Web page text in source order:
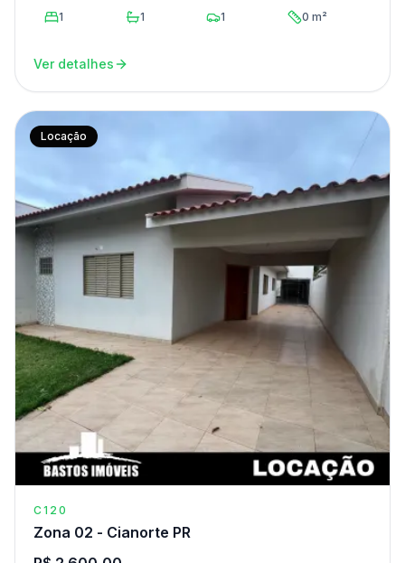
1 1 1 0 m²
Ver detalhes
Locação
C120
Zona 02 - Cianorte PR